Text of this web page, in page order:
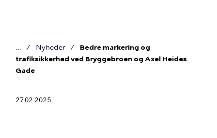
Brødkrumme
Nyheder
Bedre markering og
trafiksikkerhed ved Bryggebroen og Axel Heides
Gade
27.02.2025